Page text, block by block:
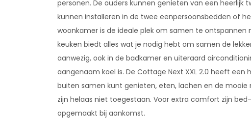
personen. De ouders kunnen genieten van een heerlijk
kunnen installeren in de twee eenpersoonsbedden of
woonkamer is de ideale plek om samen te
keuken biedt alles wat je nodig hebt om samen de
aanwezig, ook in de badkamer en uiteraard
aangenaam koel is. De Cottage Next XXL 2.0 heeft
buiten samen kunt genieten, eten, lachen en de
zijn helaas niet toegestaan. Voor extra comfort zijn
opgemaakt bij aankomst.